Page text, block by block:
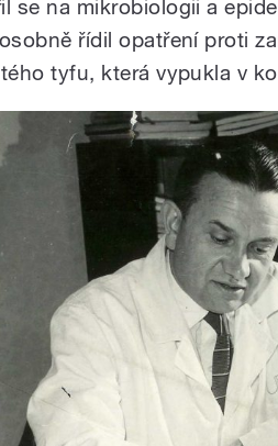
se na mikrobiologii a
řídil opatření proti
tyfu, která vypukla v